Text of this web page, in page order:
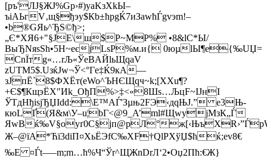
[ръ'ЛJ§ЖJ%Gр›#)yаKзХkЫ–
ъіAЬгV‚щ§ђэу$Кb±ћpgЌ7иЗа­wћЃgvэm!–
•b®GЯь^ЂЅ©ђ>;
„Є*XЯ6+"§ЈE\ш$P~MР% •8&lС*Ы/
ВыЂNяѕSh•5H~eєјLѕP%м­.и{ 0юµlЫ¶e{‰UЏ=
СnЇтg«…rЉ«ЎeВAЙlьЩqаV
zUТM5$.UзќЈw¬Ў<°Гe‡Ќ9кА—
зЈпЁ`8$ФХЁт(еWo^ЪНЄЩqч~k;[XXu¶?
+Є$¶КщэЁX"Иk_OђП%>‡<«8Шs…ЉцF~IЈнІ
ЎTдHђiѕjЂЏIdd:\Е™AЃ'Зµњ2FЭ‹дqЊJ.” e3Њ­
кюLҐ(Я&м\У–u¦bГ<@9_A’ml#ЩwyjМзК„Ѓ
ЯwBќ‰V§oуґ0С§јп@pЛ°
Ж–@їA*Ћї3dіП¤XьЁЭfC‰XF†QlPХўЏ$ћќ;ev8€
‰E ¤Ѓt—–m;m…ћ%Ч“Ўr^ЩЖnDrЛ‘2•Oџ2Пћ:€Ж}